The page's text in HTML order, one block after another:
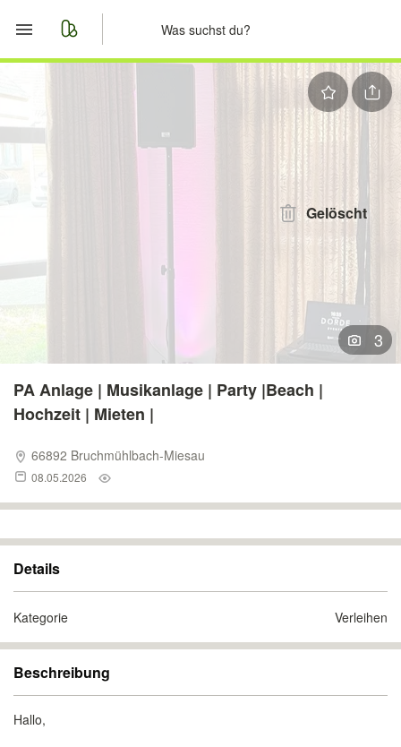
Gelöscht
3
PA Anlage | Musikanlage | Party |Beach |
Hochzeit | Mieten |
66892 Bruchmühlbach-Miesau
08.05.2026
Details
Kategorie Verleihen
Beschreibung
Hallo,